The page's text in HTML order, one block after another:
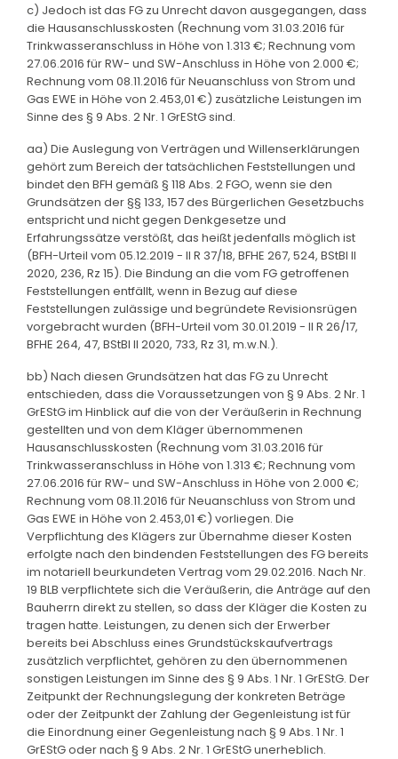
c) Jedoch ist das FG zu Unrecht davon ausgegangen, dass
die Hausanschlusskosten (Rechnung vom 31.03.2016 für
Trinkwasseranschluss in Höhe von 1.313 €; Rechnung vom
27.06.2016 für RW- und SW-Anschluss in Höhe von 2.000 €;
Rechnung vom 08.11.2016 für Neuanschluss von Strom und
Gas EWE in Höhe von 2.453,01 €) zusätzliche Leistungen im
Sinne des § 9 Abs. 2 Nr. 1 GrEStG sind.
aa) Die Auslegung von Verträgen und Willenserklärungen
gehört zum Bereich der tatsächlichen Feststellungen und
bindet den BFH gemäß § 118 Abs. 2 FGO, wenn sie den
Grundsätzen der §§ 133, 157 des Bürgerlichen Gesetzbuchs
entspricht und nicht gegen Denkgesetze und
Erfahrungssätze verstößt, das heißt jedenfalls möglich ist
(BFH-Urteil vom 05.12.2019 - II R 37/18, BFHE 267, 524, BStBl II
2020, 236, Rz 15). Die Bindung an die vom FG getroffenen
Feststellungen entfällt, wenn in Bezug auf diese
Feststellungen zulässige und begründete Revisionsrügen
vorgebracht wurden (BFH-Urteil vom 30.01.2019 - II R 26/17,
BFHE 264, 47, BStBl II 2020, 733, Rz 31, m.w.N.).
bb) Nach diesen Grundsätzen hat das FG zu Unrecht
entschieden, dass die Voraussetzungen von § 9 Abs. 2 Nr. 1
GrEStG im Hinblick auf die von der Veräußerin in Rechnung
gestellten und von dem Kläger übernommenen
Hausanschlusskosten (Rechnung vom 31.03.2016 für
Trinkwasseranschluss in Höhe von 1.313 €; Rechnung vom
27.06.2016 für RW- und SW-Anschluss in Höhe von 2.000 €;
Rechnung vom 08.11.2016 für Neuanschluss von Strom und
Gas EWE in Höhe von 2.453,01 €) vorliegen. Die
Verpflichtung des Klägers zur Übernahme dieser Kosten
erfolgte nach den bindenden Feststellungen des FG bereits
im notariell beurkundeten Vertrag vom 29.02.2016. Nach Nr.
19 BLB verpflichtete sich die Veräußerin, die Anträge auf den
Bauherrn direkt zu stellen, so dass der Kläger die Kosten zu
tragen hatte. Leistungen, zu denen sich der Erwerber
bereits bei Abschluss eines Grundstückskaufvertrags
zusätzlich verpflichtet, gehören zu den übernommenen
sonstigen Leistungen im Sinne des § 9 Abs. 1 Nr. 1 GrEStG. Der
Zeitpunkt der Rechnungslegung der konkreten Beträge
oder der Zeitpunkt der Zahlung der Gegenleistung ist für
die Einordnung einer Gegenleistung nach § 9 Abs. 1 Nr. 1
GrEStG oder nach § 9 Abs. 2 Nr. 1 GrEStG unerheblich.